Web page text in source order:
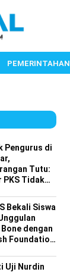
PEMERINTAHAN
Pengurus di
Tutu:
PKS Tidak
Bekali Siswa
Bone dengan
Foundation
Uji Nurdin